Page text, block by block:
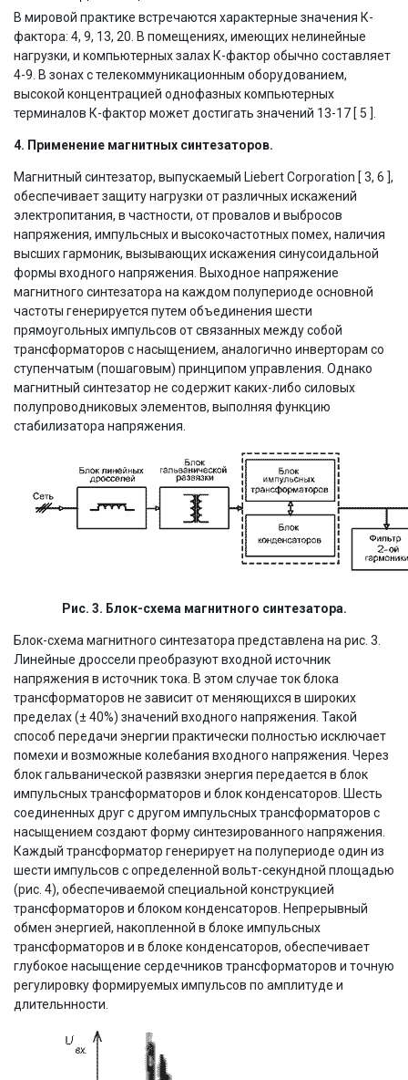
В мировой практике встречаются характерные значения К-
фактора: 4, 9, 13, 20. В помещениях, имеющих нелинейные
нагрузки, и компьютерных залах К-фактор обычно составляет
4-9. В зонах с телекоммуникационным оборудованием,
высокой концентрацией однофазных компьютерных
терминалов К-фактор может достигать значений 13-17 [ 5 ].
4. Применение магнитных синтезаторов.
Магнитный синтезатор, выпускаемый Liebert Corporation [ 3, 6 ],
обеспечивает защиту нагрузки от различных искажений
электропитания, в частности, от провалов и выбросов
напряжения, импульсных и высокочастотных помех, наличия
высших гармоник, вызывающих искажения синусоидальной
формы входного напряжения. Выходное напряжение
магнитного синтезатора на каждом полупериоде основной
частоты генерируется путем объединения шести
прямоугольных импульсов от связанных между собой
трансформаторов с насыщением, аналогично инверторам со
ступенчатым (пошаговым) принципом управления. Однако
магнитный синтезатор не содержит каких-либо силовых
полупроводниковых элементов, выполняя функцию
стабилизатора напряжения.
Рис. 3. Блок-схема магнитного синтезатора.
Блок-схема магнитного синтезатора представлена на рис. 3.
Линейные дроссели преобразуют входной источник
напряжения в источник тока. В этом случае ток блока
трансформаторов не зависит от меняющихся в широких
пределах (± 40%) значений входного напряжения. Такой
способ передачи энергии практически полностью исключает
помехи и возможные колебания входного напряжения. Через
блок гальванической развязки энергия передается в блок
импульсных трансформаторов и блок конденсаторов. Шесть
соединенных друг с другом импульсных трансформаторов с
насыщением создают форму синтезированного напряжения.
Каждый трансформатор генерирует на полупериоде один из
шести импульсов с определенной вольт-секундной площадью
(рис. 4), обеспечиваемой специальной конструкцией
трансформаторов и блоком конденсаторов. Непрерывный
обмен энергией, накопленной в блоке импульсных
трансформаторов и в блоке конденсаторов, обеспечивает
глубокое насыщение сердечников трансформаторов и точную
регулировку формируемых импульсов по амплитуде и
длительнности.